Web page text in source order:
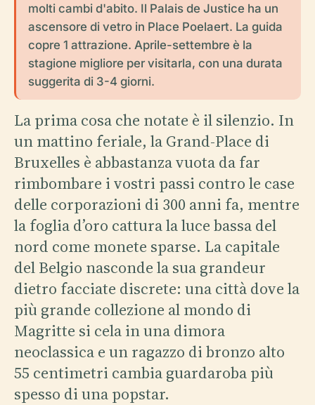
molti cambi d'abito. Il Palais de Justice ha un
ascensore di vetro in Place Poelaert. La guida
copre 1 attrazione. Aprile-settembre è la
stagione migliore per visitarla, con una durata
suggerita di 3-4 giorni.
La prima cosa che notate è il silenzio. In
un mattino feriale, la Grand-Place di
Bruxelles è abbastanza vuota da far
rimbombare i vostri passi contro le case
delle corporazioni di 300 anni fa, mentre
la foglia d’oro cattura la luce bassa del
nord come monete sparse. La capitale
del Belgio nasconde la sua grandeur
dietro facciate discrete: una città dove la
più grande collezione al mondo di
Magritte si cela in una dimora
neoclassica e un ragazzo di bronzo alto
55 centimetri cambia guardaroba più
spesso di una popstar.